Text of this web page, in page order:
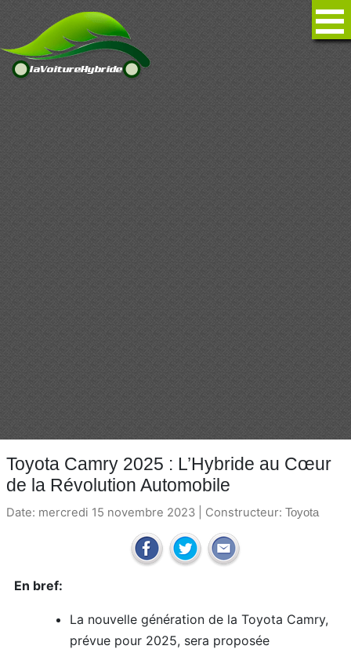
Toyota Camry 2025 : L’Hybride au Cœur
de la Révolution Automobile
Date: mercredi 15 novembre 2023 | Constructeur: Toyota
En bref:
La nouvelle génération de la Toyota Camry,
prévue pour 2025, sera proposée